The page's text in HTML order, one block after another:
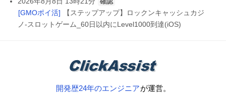
[GMOポイ活]
【ステップアップ】ロックンキャッシュカジ
ノ-スロットゲーム_60日以内にLevel1000到達(iOS)
開発歴24年のエンジニアが運営。